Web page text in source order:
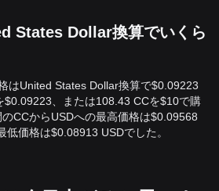
States Dollar換算でいくら
はUnited States Dollar換算で$0.09223
$0.09223、または108.43 CCを$10で購
CCからUSDへの最高価格は$0.09568
低価格は$0.08913 USDでした。